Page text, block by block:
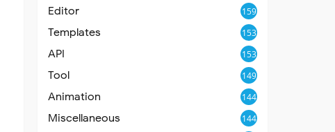
Editor 159
Templates 153
API 153
Tool 149
Animation 144
Miscellaneous 144